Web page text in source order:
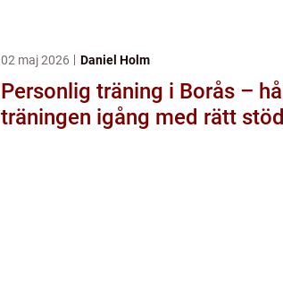
02 maj 2026 Daniel Holm
Personlig träning i Borås – håll
träningen igång med rätt stöd